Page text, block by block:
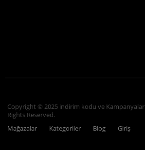
Copyright © 2025 indirim kodu ve Kampanyalar
Rights Reserved.
Mağazalar
Kategoriler Blog Giriş